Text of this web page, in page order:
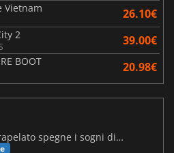
Vietnam 26.10€
2 39.00€
BOOT 20.98€
Steam Frame: il prezzo trapelato spegne i sogni di un VR economico